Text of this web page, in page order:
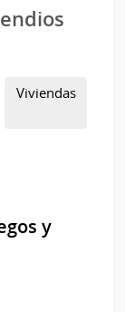
Viviendas
y